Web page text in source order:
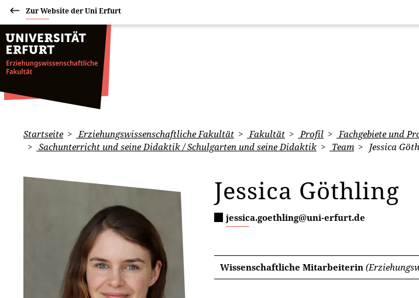
Zur Website der Uni Erfurt
Startseite Erziehungswissenschaftliche Fakultät Fakultät Profil Fachgebiete und
Sachunterricht und seine Didaktik / Schulgarten und seine Didaktik
Team Jessica
Jessica Göthling
jessica.goethling@uni-erfurt.de
Wissenschaftliche Mitarbeiterin